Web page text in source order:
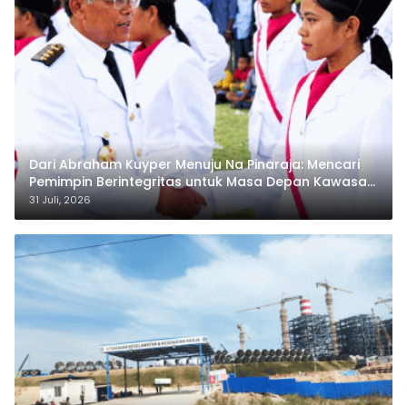
Dari Abraham Kuyper Menuju Na Pinaraja: Mencari
Pemimpin Berintegritas untuk Masa Depan Kawasan
Danau Toba
31 Juli, 2026